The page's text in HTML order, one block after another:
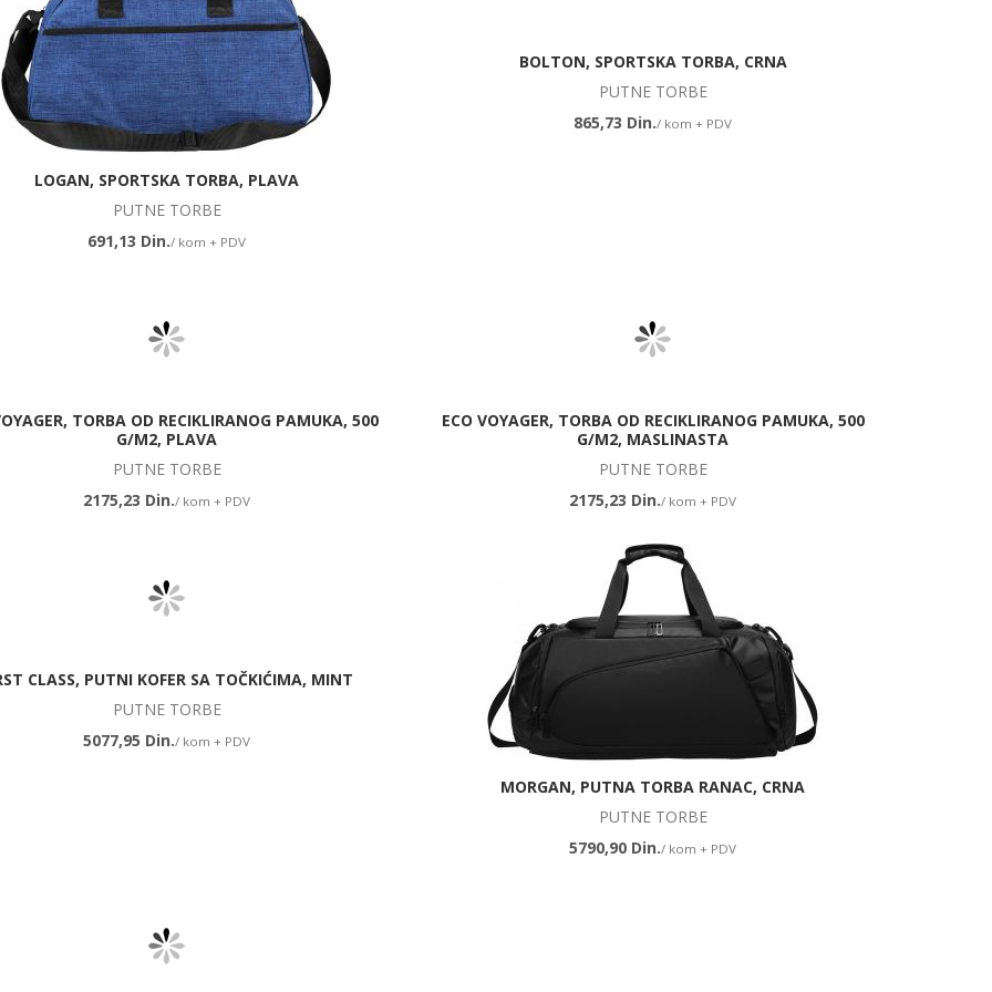
LOGAN, SPORTSKA TORBA, PLAVA
PUTNE TORBE
691,13 Din./ kom + PDV
BOLTON, SPORTSKA TORBA, CRNA
PUTNE TORBE
865,73 Din./ kom + PDV
TORBA OD RECIKLIRANOG PAMUKA, 500
G/M2, PLAVA
PUTNE TORBE
2175,23 Din./ kom + PDV
ECO VOYAGER, TORBA OD RECIKLIRANOG PAMUKA, 500
G/M2, MASLINASTA
PUTNE TORBE
2175,23 Din./ kom + PDV
CLASS, PUTNI KOFER SA TOČKIĆIMA, MINT
PUTNE TORBE
5077,95 Din./ kom + PDV
MORGAN, PUTNA TORBA RANAC, CRNA
PUTNE TORBE
5790,90 Din./ kom + PDV